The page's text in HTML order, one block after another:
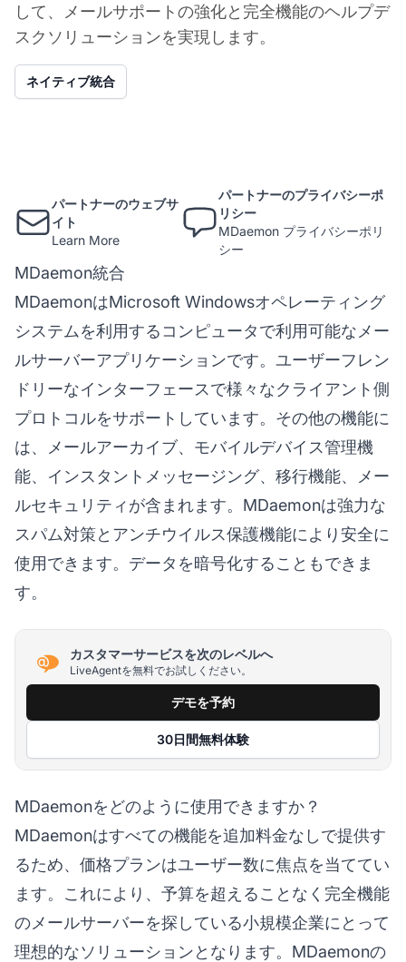
して、メールサポートの強化と完全機能のヘルプデ
スクソリューションを実現します。
ネイティブ統合
パートナーのウェブサ
イト
Learn More
パートナーのプライバシーポ
リシー
MDaemon プライバシーポリ
シー
MDaemon統合
MDaemonはMicrosoft Windowsオペレーティング
システムを利用するコンピュータで利用可能なメー
ルサーバーアプリケーションです。ユーザーフレン
ドリーなインターフェースで様々なクライアント側
プロトコルをサポートしています。その他の機能に
は、メールアーカイブ、モバイルデバイス管理機
能、インスタントメッセージング、移行機能、メー
ルセキュリティが含まれます。MDaemonは強力な
スパム対策とアンチウイルス保護機能により安全に
使用できます。データを暗号化することもできま
す。
カスタマーサービスを次のレベルへ
LiveAgentを無料でお試しください。
デモを予約
30日間無料体験
MDaemonをどのように使用できますか？
MDaemonはすべての機能を追加料金なしで提供す
るため、価格プランはユーザー数に焦点を当ててい
ます。これにより、予算を超えることなく完全機能
のメールサーバーを探している小規模企業にとって
理想的なソリューションとなります。MDaemonの